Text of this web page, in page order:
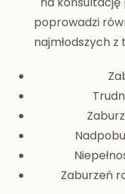
poprowadzi
najmłodszych
Zaburzeń